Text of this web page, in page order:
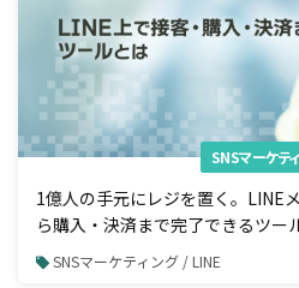
SNSマーケテ
1億人の手元にレジを置く。LINE
ら購入・決済まで完了できるツー
SNSマーケティング / LINE